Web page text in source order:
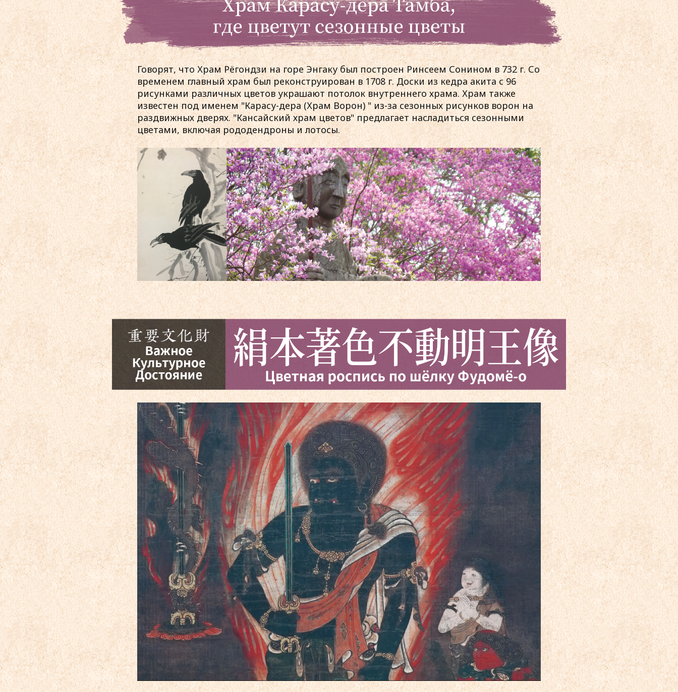
Говорят, что Храм Рёгондзи на горе Энгаку был построен Ринсеем Сонином в 732 г. Со
временем главный храм был реконструирован в 1708 г. Доски из кедра акита с 96
рисунками различных цветов украшают потолок внутреннего храма. Храм также
известен под именем "Карасу-дера (Храм Ворон) " из-за сезонных рисунков ворон на
раздвижных дверях. "Кансайский храм цветов" предлагает насладиться сезонными
цветами, включая рододендроны и лотосы.